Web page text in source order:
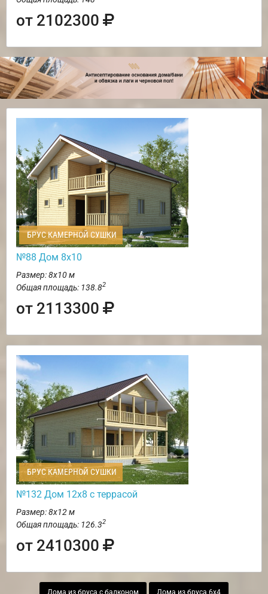
от 2102300
БРУС КАМЕРНОЙ СУШКИ
№88 Дом 8х10
Размер: 8х10 м
Общая площадь: 138.82
от 2113300
БРУС КАМЕРНОЙ СУШКИ
№132 Дом 12х8 с террасой
Размер: 8х12 м
Общая площадь: 126.32
от 2410300
Дома из бруса с балконом Дома из бруса 6х4